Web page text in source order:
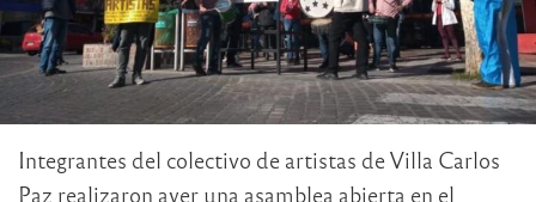
Integrantes del colectivo de artistas de Villa Carlos
Paz realizaron ayer una asamblea abierta en el